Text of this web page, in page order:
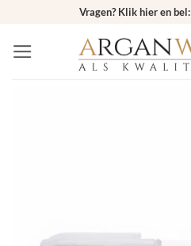
inhoud
Vragen? Klik hier en